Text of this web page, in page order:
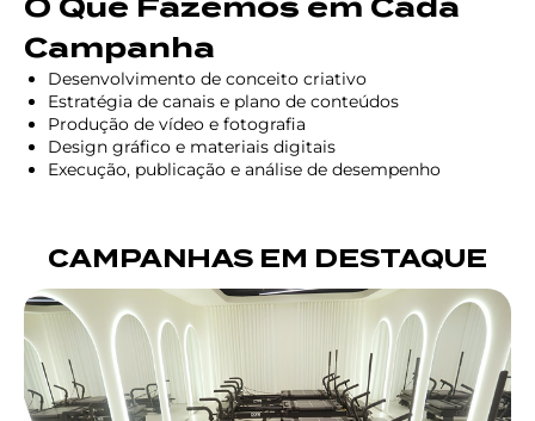
O Que Fazemos em Cada
Campanha
Desenvolvimento de conceito criativo
Estratégia de canais e plano de conteúdos
Produção de vídeo e fotografia
Design gráfico e materiais digitais
Execução, publicação e análise de desempenho
CAMPANHAS EM DESTAQUE